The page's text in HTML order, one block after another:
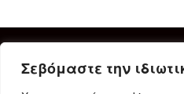
Σεβόμαστε την